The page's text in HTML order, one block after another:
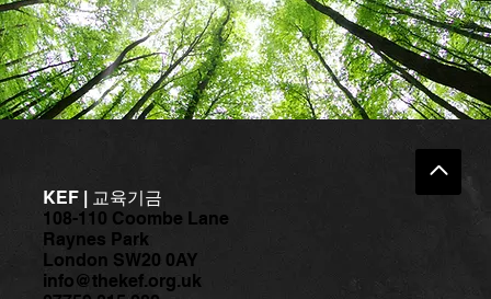
KEF | 교육기금
108-110 Coombe Lane
Raynes Park
London SW20 0AY
info@thekef.org.uk